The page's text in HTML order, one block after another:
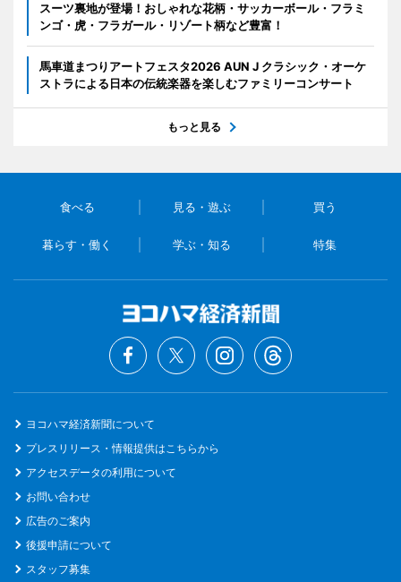
スーツ裏地が登場！おしゃれな花柄・サッカーボール・フラミ
ンゴ・虎・フラガール・リゾート柄など豊富！
馬車道まつりアートフェスタ2026 AUN J クラシック・オーケ
ストラによる日本の伝統楽器を楽しむファミリーコンサート
もっと見る
食べる 見る・遊ぶ 買う
暮らす・働く 学ぶ・知る 特集
ヨコハマ経済新聞について
プレスリリース・情報提供はこちらから
アクセスデータの利用について
お問い合わせ
広告のご案内
後援申請について
スタッフ募集